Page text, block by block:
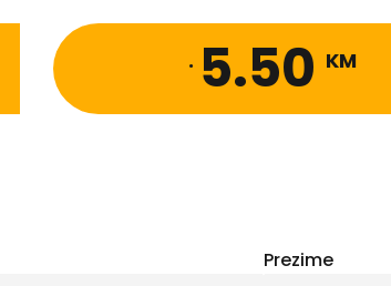
. 5.50 KM
Prezime